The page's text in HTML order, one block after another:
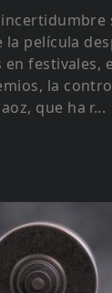
película
festivales,
la
que ha r...